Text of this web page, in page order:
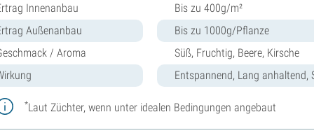
Innenanbau
Bis zu 400g/m²
Außenanbau
Bis zu 1000g/Pflanze
/ Aroma
Süß, Fruchtig, Beere, Kirsche
Entspannend, Lang anhaltend,
*Laut Züchter, wenn unter idealen Bedingungen angebaut